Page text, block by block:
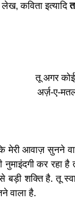
लेख, कविता इत्यादि
तू अगर कोई
अर्ज़-ए-
मेरी आवाज़ सुनने
नुमाइंदगी कर रहा
बड़ी शक्ति है. तू
वाला है.